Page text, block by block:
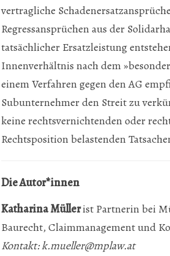
vertragliche
Regressansprüchen aus der
tatsächlicher Ersatzleistung
Innenverhältnis nach dem
einem Verfahren gegen den AG
Subunternehmer den Streit zu
keine rechtsvernichtenden oder
Rechtsposition belastenden
Die Autor*innen
Katharina Müllerist Partnerin bei
Baurecht, Claimmanagement und
Kontakt:k.mueller@mplaw.at